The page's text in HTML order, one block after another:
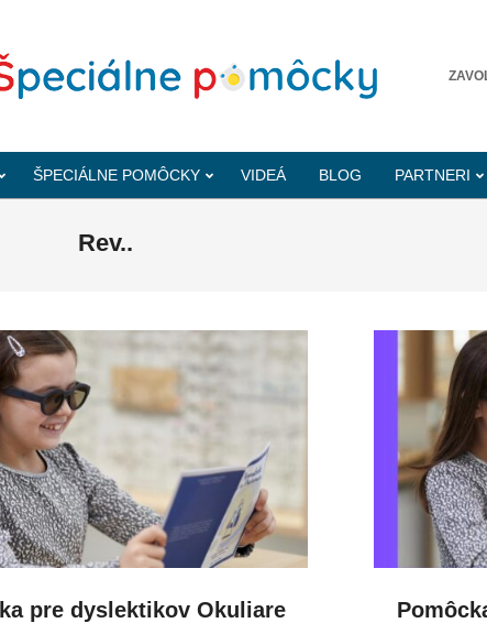
ŠPECIÁLNE POMÔCKY VIDEÁ BLOG PARTNERI
Rev..
pre dyslektikov Okuliare